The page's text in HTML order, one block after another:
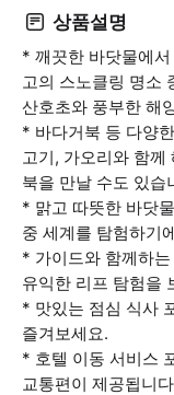
상품설명
* 깨끗한 바닷물에
고의 스노클링 명소
산호초와 풍부한 해
* 바다거북 등 다양
고기, 가오리와 함께
북을 만날 수도 있습
* 맑고 따뜻한 바닷
중 세계를 탐험하기
* 가이드와 함께하
유익한 리프 탐험을
* 맛있는 점심 식사
즐겨보세요.
* 호텔 이동 서비스
교통편이 제공됩니